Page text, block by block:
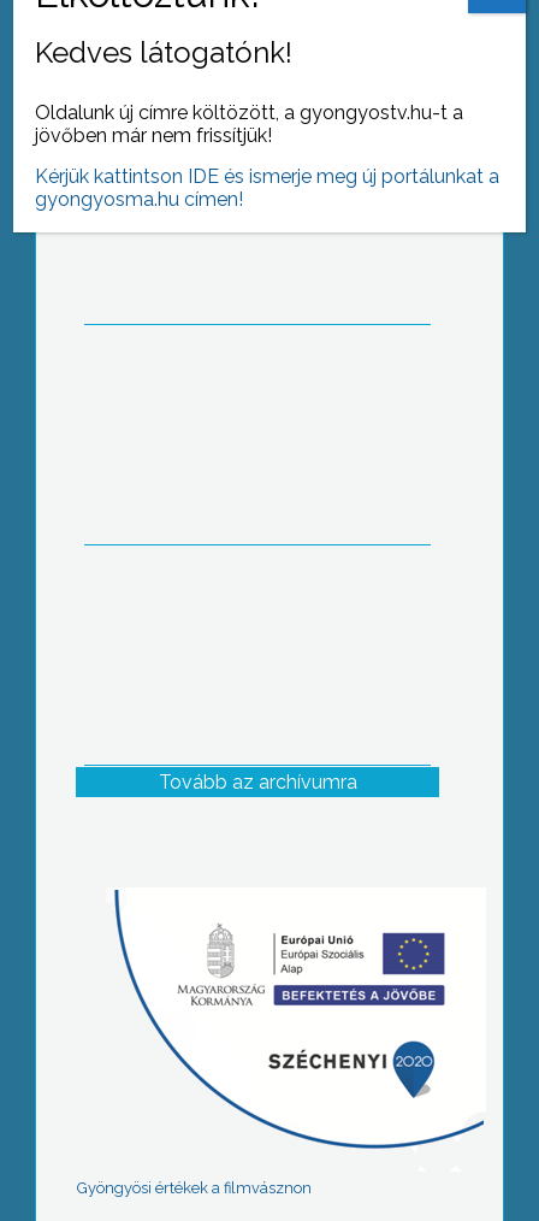
Tovább az archívumra
Gyöngyösi értékek a filmvásznon
Kedves látogatónk!
Oldalunk új címre költözött, a gyongyostv.hu-t a
jövőben már nem frissítjük!
Kérjük kattintson IDE és ismerje meg új portálunkat a
gyongyosma.hu címen!